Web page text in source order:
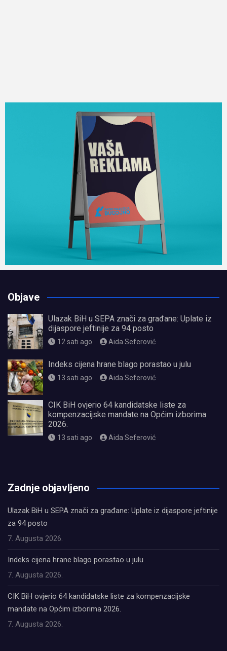
Objave
Ulazak BiH u SEPA znači za građane: Uplate iz
dijaspore jeftinije za 94 posto
12 sati ago Aida Seferović
Indeks cijena hrane blago porastao u julu
13 sati ago Aida Seferović
CIK BiH ovjerio 64 kandidatske liste za
kompenzacijske mandate na Općim izborima
2026.
13 sati ago Aida Seferović
Zadnje objavljeno
Ulazak BiH u SEPA znači za građane: Uplate iz dijaspore jeftinije
za 94 posto
7. Augusta 2026.
Indeks cijena hrane blago porastao u julu
7. Augusta 2026.
CIK BiH ovjerio 64 kandidatske liste za kompenzacijske
mandate na Općim izborima 2026.
7. Augusta 2026.